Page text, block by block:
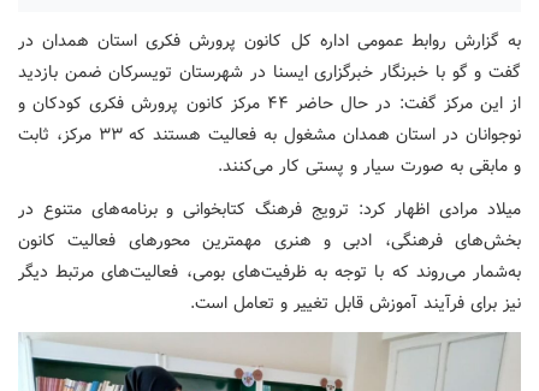
به گزارش روابط عمومی اداره کل کانون پرورش فکری استان همدان در
گفت و گو با خبرنگار خبرگزاری ایسنا در شهرستان تویسرکان ضمن بازدید
از این مرکز گفت: در حال حاضر ۴۴ مرکز کانون پرورش فکری کودکان و
نوجوانان در استان همدان مشغول به فعالیت هستند که ۳۳ مرکز، ثابت
و مابقی به صورت سیار و پستی کار می‌کنند.
میلاد مرادی اظهار کرد: ترویج فرهنگ کتابخوانی و برنامه‌های متنوع در
بخش‌های فرهنگی، ادبی و هنری مهمترین محورهای فعالیت کانون
به‌شمار می‌روند که با توجه به ظرفیت‌های بومی، فعالیت‌های مرتبط دیگر
نیز برای فرآیند آموزش قابل تغییر و تعامل است.